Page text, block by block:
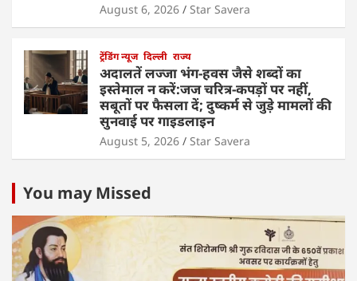
August 6, 2026 Star Savera
ट्रेंडिंग न्यूज दिल्ली राज्य
अदालतें लज्जा भंग-हवस जैसे शब्दों का
इस्तेमाल न करें:जज चरित्र-कपड़ों पर नहीं,
सबूतों पर फैसला दें; दुष्कर्म से जुड़े मामलों की
सुनवाई पर गाइडलाइन
August 5, 2026 Star Savera
You may Missed